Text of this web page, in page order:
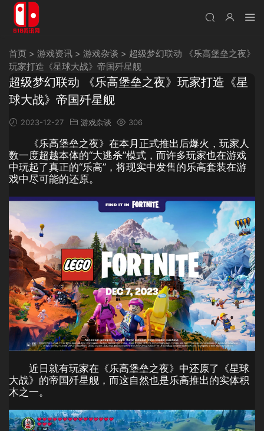
首页 > 游戏资讯 > 游戏杂谈 > 超级梦幻联动 《乐高堡垒之夜》
玩家打造《星球大战》帝国歼星舰
超级梦幻联动 《乐高堡垒之夜》玩家打造《星
球大战》帝国歼星舰
2023-12-27 游戏杂谈 306
《乐高堡垒之夜》在本月正式推出后爆火，玩家人
数一度超越本体的“大逃杀”模式，而许多玩家也在游戏
中玩起了真正的“乐高”，将现实中发售的乐高套装在游
戏中尽可能的还原。
近日就有玩家在《乐高堡垒之夜》中还原了《星球
大战》的帝国歼星舰，而这自然也是乐高推出的实体积
木之一。